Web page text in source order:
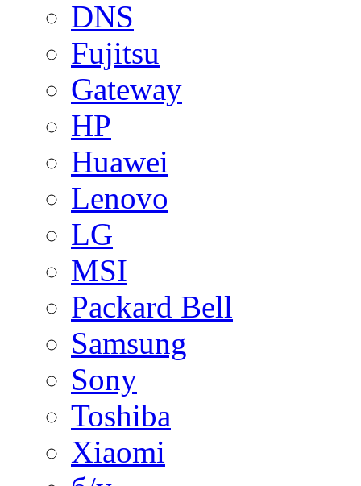
DNS
Fujitsu
Gateway
HP
Huawei
Lenovo
LG
MSI
Packard Bell
Samsung
Sony
Toshiba
Xiaomi